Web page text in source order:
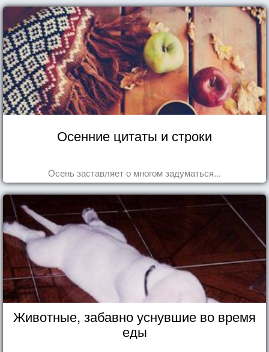
Осенние цитаты и строки
Осень заставляет о многом задуматься...
Животные, забавно уснувшие во время
еды